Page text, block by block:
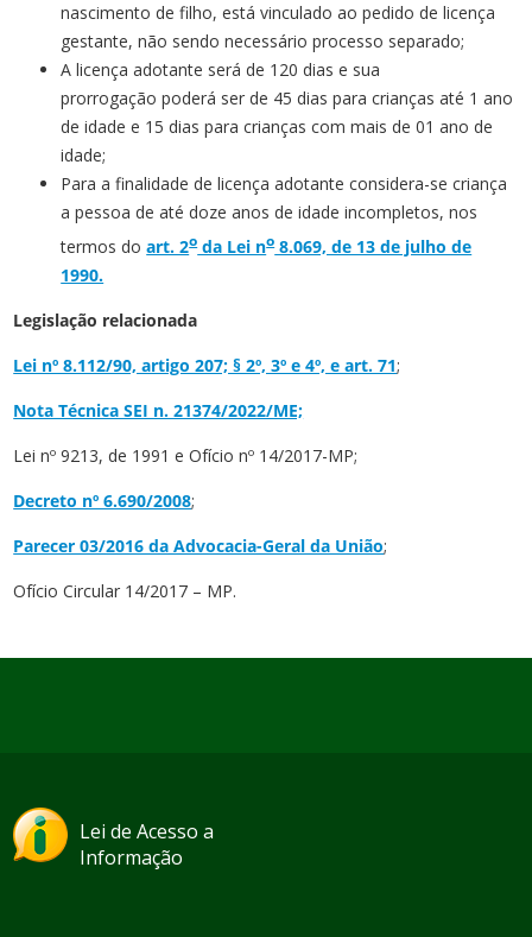
nascimento de filho, está vinculado ao pedido de licença
gestante, não sendo necessário processo separado;
A licença adotante será de 120 dias e sua
prorrogação poderá ser de 45 dias para crianças até 1 ano
de idade e 15 dias para crianças com mais de 01 ano de
idade;
Para a finalidade de licença adotante considera-se criança
a pessoa de até doze anos de idade incompletos, nos
termos doart. 2oda Lei no8.069, de 13 de julho de
1990.
Legislação relacionada
Lei nº 8.112/90, artigo 207; § 2º, 3º e 4º, e art. 71;
Nota Técnica SEI n. 21374/2022/ME;
Lei nº 9213, de 1991 e Ofício nº 14/2017-MP;
Decreto nº 6.690/2008;
Parecer 03/2016 da Advocacia-Geral da União;
Ofício Circular 14/2017 – MP.
Lei de Acesso a
Informação